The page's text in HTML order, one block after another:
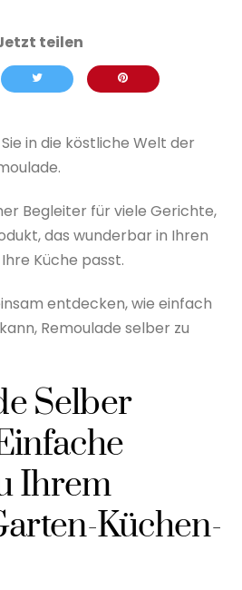
in die köstliche Welt der
Begleiter für viele Gerichte,
das wunderbar in Ihren
Küche passt.
entdecken, wie einfach
Remoulade selber zu
Selber
Ihrem
Küchen-